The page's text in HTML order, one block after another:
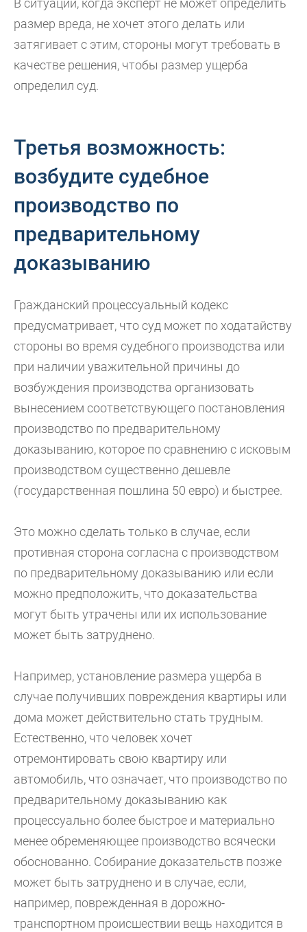
размер вреда, не хочет этого делать или
затягивает с этим, стороны могут требовать в
качестве решения, чтобы размер ущерба
определил суд.
Третья возможность:
возбудите судебное
производство по
предварительному
доказыванию
Гражданский процессуальный кодекс
предусматривает, что суд может по ходатайству
стороны во время судебного производства или
при наличии уважительной причины до
возбуждения производства организовать
вынесением соответствующего постановления
производство по предварительному
доказыванию, которое по сравнению с исковым
производством существенно дешевле
(государственная пошлина 50 евро) и быстрее.
Это можно сделать только в случае, если
противная сторона согласна с производством
по предварительному доказыванию или если
можно предположить, что доказательства
могут быть утрачены или их использование
может быть затруднено.
Например, установление размера ущерба в
случае получивших повреждения квартиры или
дома может действительно стать трудным.
Естественно, что человек хочет
отремонтировать свою квартиру или
автомобиль, что означает, что производство по
предварительному доказыванию как
процессуально более быстрое и материально
менее обременяющее производство всячески
обоснованно. Собирание доказательств позже
может быть затруднено и в случае, если,
например, поврежденная в дорожно-
транспортном происшествии вещь находится в